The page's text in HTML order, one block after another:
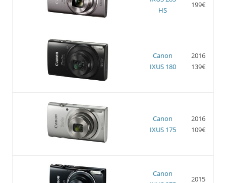
HS
199€
Canon
IXUS 180
2016
139€
Canon
IXUS 175
2016
109€
Canon
2015